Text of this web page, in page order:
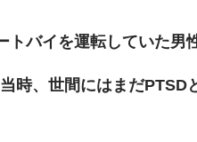
トバイを運転していた男
時、世間にはまだPTSD